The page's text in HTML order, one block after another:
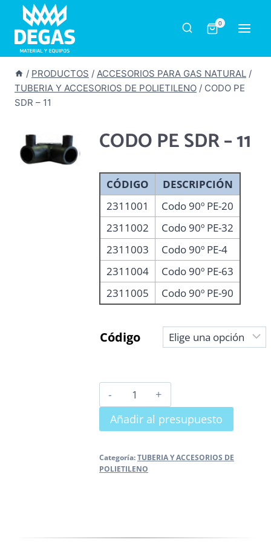
Saltar
contenido
0
/ PRODUCTOS / ACCESORIOS PARA GAS NATURAL /
TUBERIA Y ACCESORIOS DE POLIETILENO / CODO PE
SDR – 11
CODO PE SDR – 11
CÓDIGO
DESCRIPCIÓN
2311001
Codo 90º PE-20
2311002
Codo 90º PE-32
2311003
Codo 90º PE-4
2311004
Codo 90º PE-63
2311005
Codo 90º PE-90
Código
CODO
PE
SDR
11
cantidad
Añadir al presupuesto
Categoría:TUBERIA Y ACCESORIOS DE
POLIETILENO